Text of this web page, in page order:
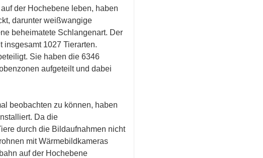
der Hochebene leben, haben
darunter weißwangige
beheimatete Schlangenart. Der
insgesamt 1027 Tierarten.
Sie haben die 6346
aufgeteilt und dabei
beobachten zu können, haben
Da die
durch die Bildaufnahmen nicht
mit Wärmebildkameras
auf der Hochebene